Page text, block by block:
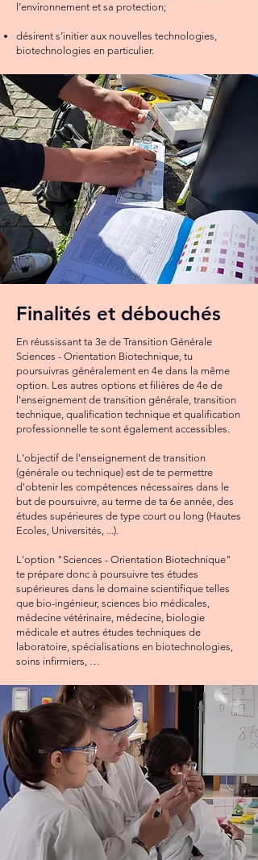
l’environnement et sa protection;
désirent s’initier aux nouvelles technologies,
biotechnologies en particulier.
Finalités et débouchés
En réussissant ta 3e de Transition Générale
Sciences - Orientation Biotechnique, tu
poursuivras généralement en 4e dans la même
option. Les autres options et filières de 4e de
l'enseignement de transition générale, transition
technique, qualification technique et qualification
professionnelle te sont également accessibles.
L'objectif de l'enseignement de transition
(générale ou technique) est de te permettre
d'obtenir les compétences nécessaires dans le
but de poursuivre, au terme de ta 6e année, des
études supérieures de type court ou long (Hautes
Ecoles, Universités, ...).
L'option "Sciences - Orientation Biotechnique"
te prépare donc à poursuivre tes études
supérieures dans le domaine scientifique telles
que bio-ingénieur, sciences bio médicales,
médecine vétérinaire, médecine, biologie
médicale et autres études techniques de
laboratoire, spécialisations en biotechnologies,
soins infirmiers, …